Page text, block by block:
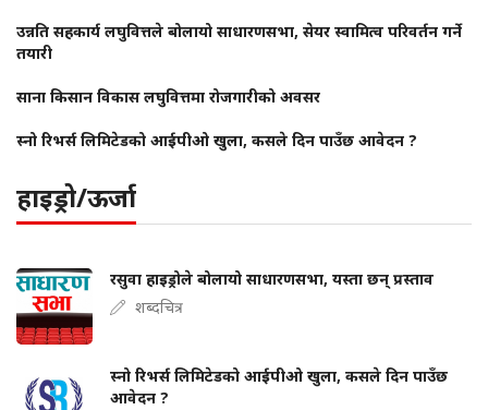
उन्नति सहकार्य लघुवित्तले बोलायो साधारणसभा, सेयर स्वामित्व परिवर्तन गर्ने
तयारी
साना किसान विकास लघुवित्तमा रोजगारीको अवसर
स्नो रिभर्स लिमिटेडको आईपीओ खुला, कसले दिन पाउँछ आवेदन ?
हाइड्रो/ऊर्जा
रसुवा हाइड्रोले बोलायो साधारणसभा, यस्ता छन् प्रस्ताव
शब्दचित्र
स्नो रिभर्स लिमिटेडको आईपीओ खुला, कसले दिन पाउँछ
आवेदन ?